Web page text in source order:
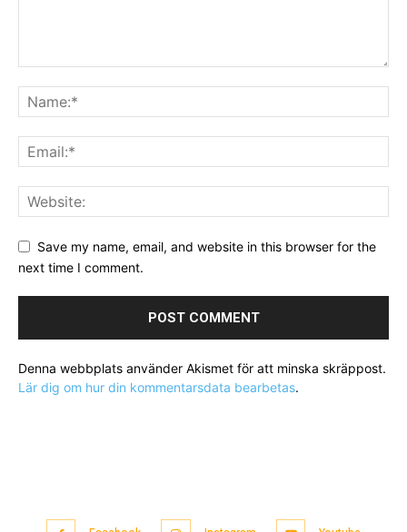
Save my name, email, and website in this browser for the
next time I comment.
Denna webbplats använder Akismet för att minska skräppost.
Lär dig om hur din kommentarsdata bearbetas.